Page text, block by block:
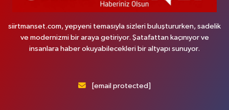
siirtmanset.com, yepyeni temasıyla sizleri buluştururken, sadelik
ve modernizmi bir araya getiriyor. Şatafattan kaçınıyor ve
insanlara haber okuyabilecekleri bir altyapı sunuyor.
[email protected]